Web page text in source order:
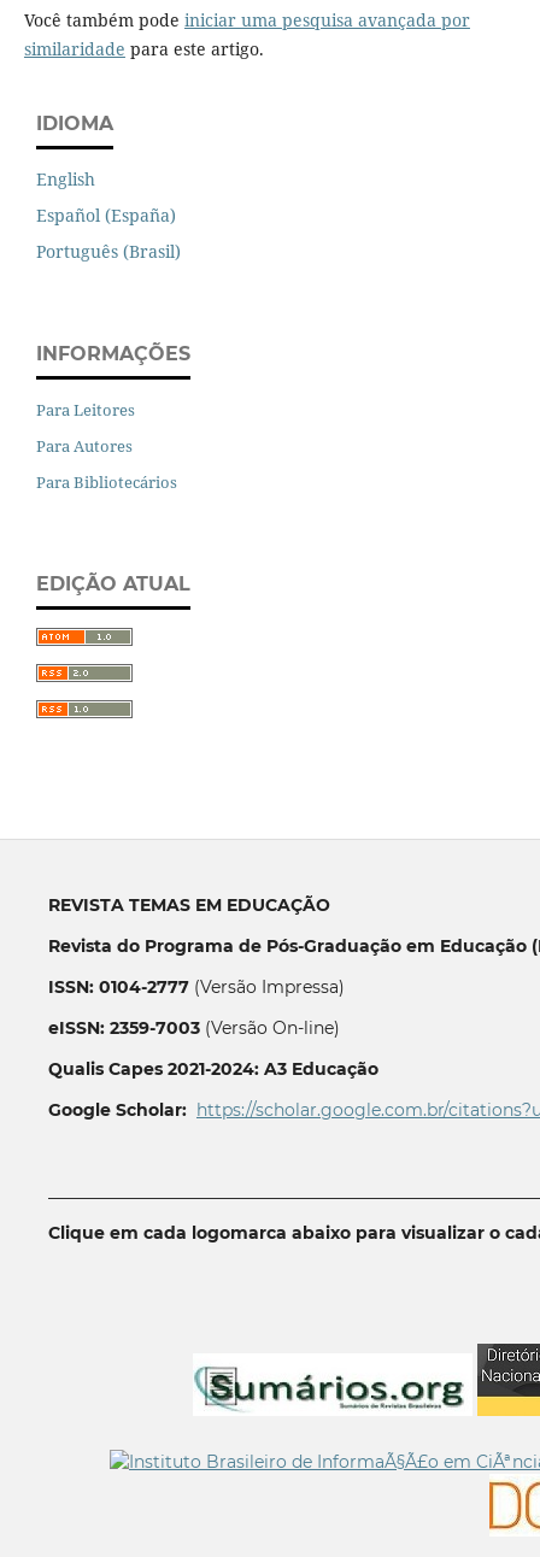
Você também pode iniciar uma pesquisa avançada por
similaridade para este artigo.
IDIOMA
English
Español (España)
Português (Brasil)
INFORMAÇÕES
Para Leitores
Para Autores
Para Bibliotecários
EDIÇÃO ATUAL
REVISTA TEMAS EM EDUCAÇÃO
Revista do Programa de Pós-Graduação em Educação
ISSN: 0104-2777(Versão Impressa)
eISSN: 2359-7003(Versão On-line)
Qualis Capes 2021-2024: A3 Educação
Google Scholar: https://scholar.google.com.br/
Clique em cada logomarca abaixo para visualizar o